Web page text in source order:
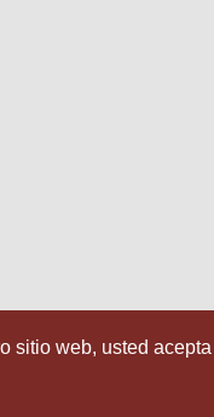
sitio web, usted